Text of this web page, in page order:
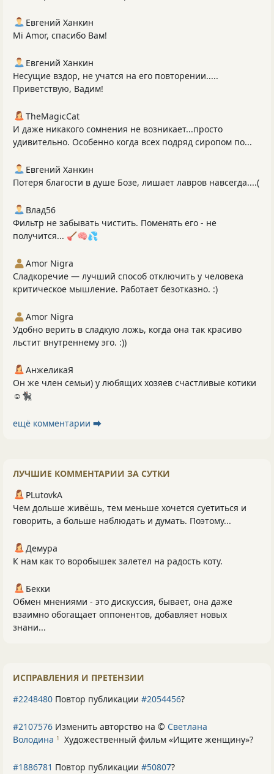
Евгений Ханкин
Mi Amor, спасибо Вам!
Евгений Ханкин
Несущие вздор, не учатся на его повторении.....
Приветствую, Вадим!
TheMagicCat
И даже никакого сомнения не возникает...просто
удивительно. Особенно когда всех подряд сиропом по...
Евгений Ханкин
Потеря благости в душе Бозе, лишает лавров навсегда....(
Влад56
Фильтр не забывать чистить. Поменять его - не
получится... 🪠🧠💦
Amor Nigra
Сладкоречие — лучший способ отключить у человека
критическое мышление. Работает безотказно. :)
Amor Nigra
Удобно верить в сладкую ложь, когда она так красиво
льстит внутреннему эго. :))
АнжеликаЯ
Он же член семьи) у любящих хозяев счастливые котики
☺️🐈‍⬛
ещё комментарии ⮕
ЛУЧШИЕ КОММЕНТАРИИ ЗА СУТКИ
PLutоvkА
Чем дольше живёшь, тем меньше хочется суетиться и
говорить, а больше наблюдать и думать. Поэтому...
Демура
К нам как то воробышек залетел на радость коту.
Бекки
Обмен мнениями - это дискуссия, бывает, она даже
взаимно обогащает оппонентов, добавляет новых
знани...
ИСПРАВЛЕНИЯ И ПРЕТЕНЗИИ
#2248480 Повтор публикации #2054456?
#2107576 Изменить авторство на © Светлана
Володина 1 Художественный фильм «Ищите женщину»?
#1886781 Повтор публикации #50807?